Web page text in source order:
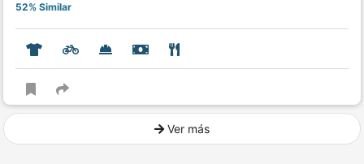
52% Similar
Ver más